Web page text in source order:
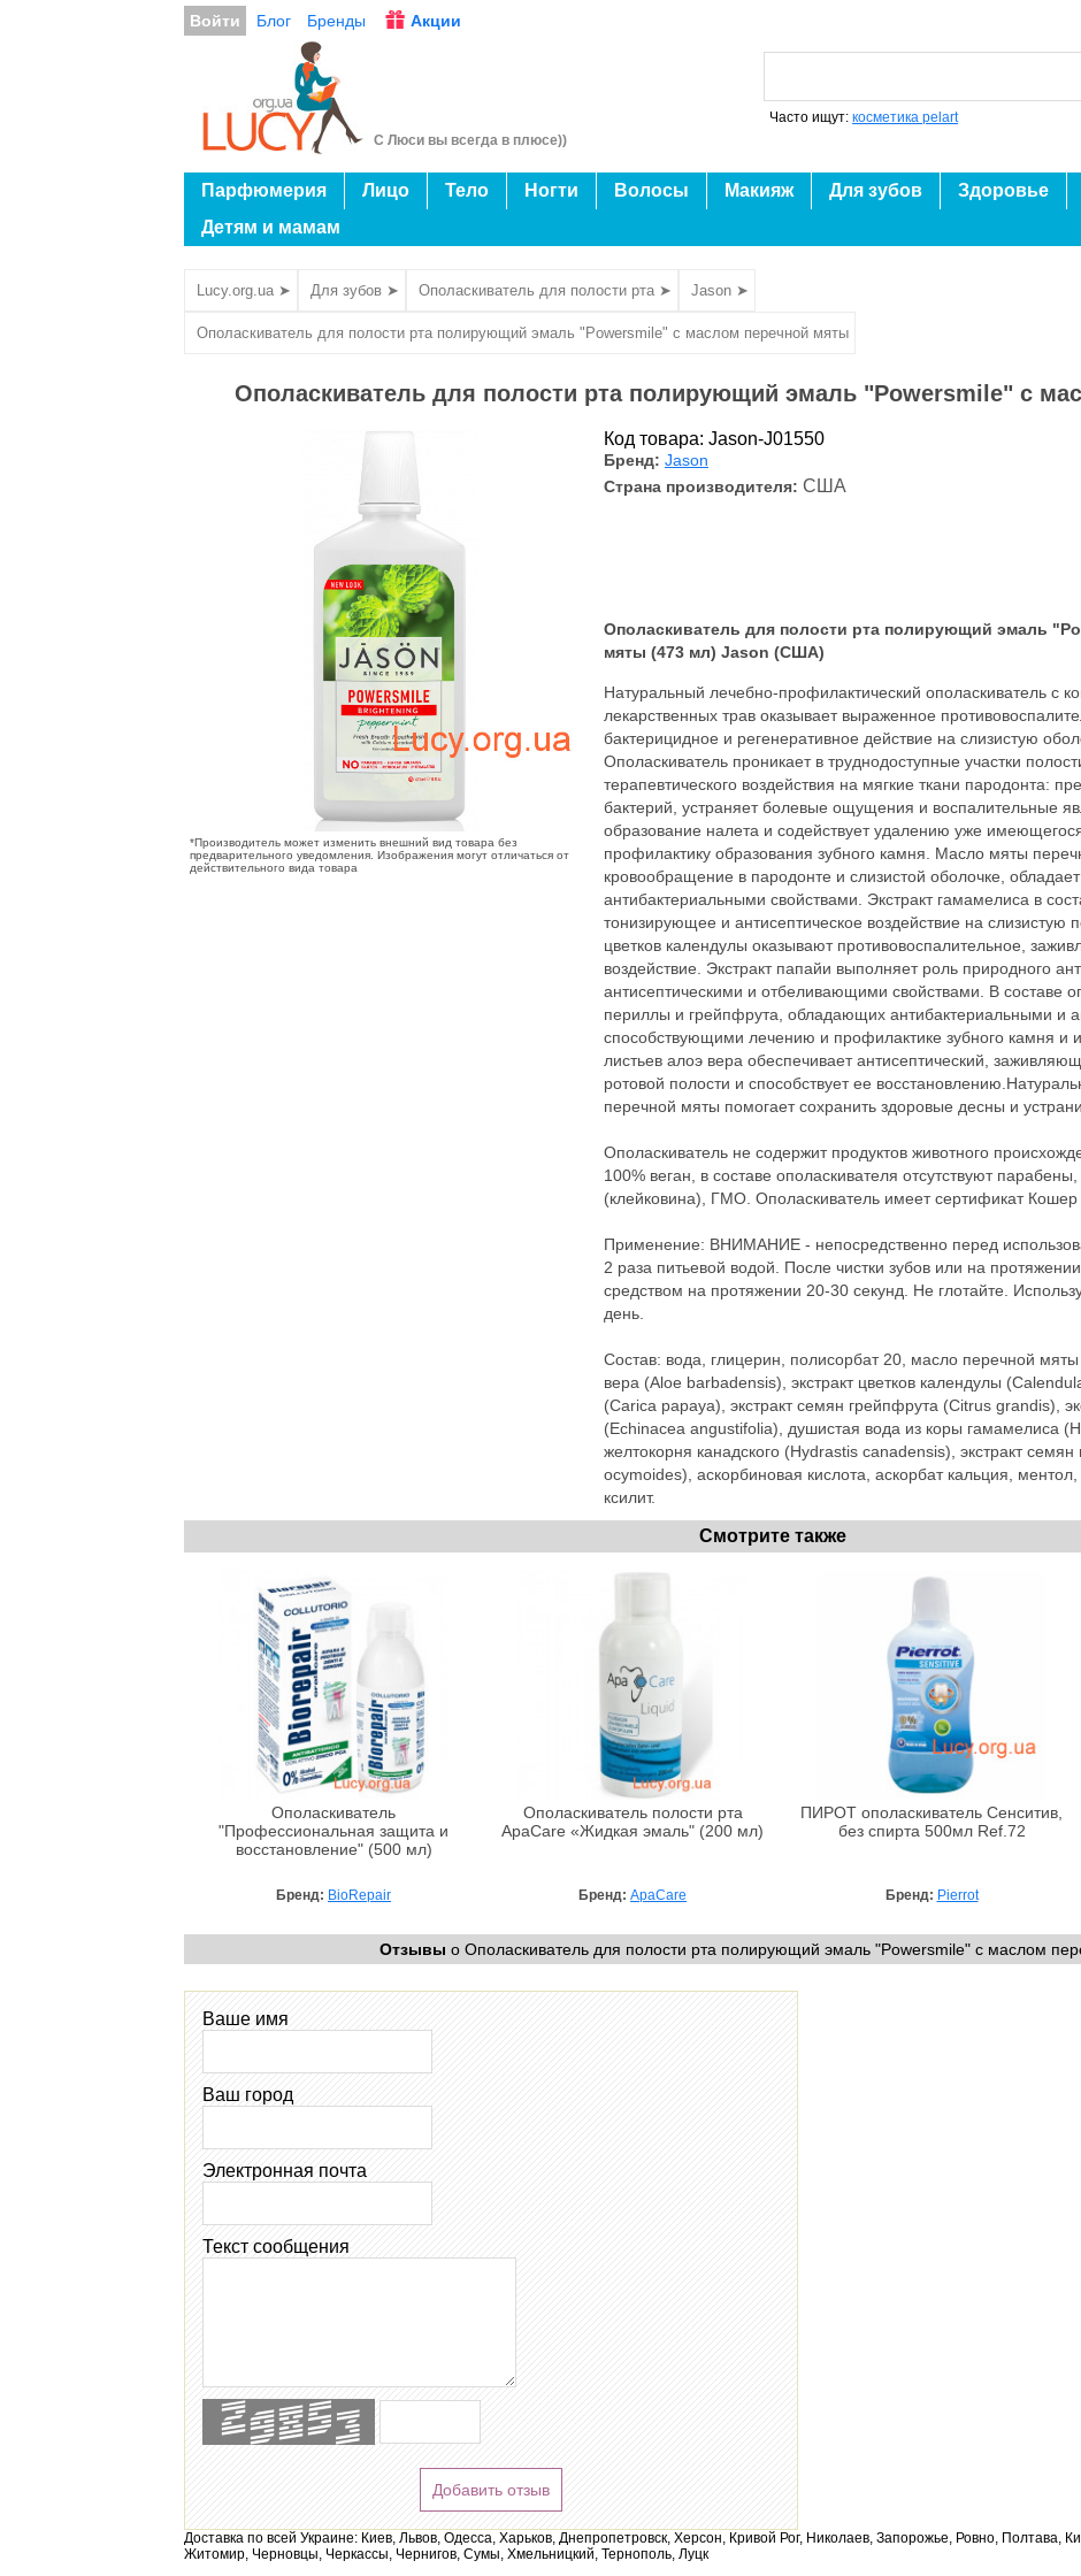
Войти Блог Бренды Акции
С Люси вы всегда в плюсе))
Часто ищут: косметика pelart
Парфюмерия Лицо Тело Ногти Волосы Макияж Для зубов Здоровье
Детям и мамам
Lucy.org.ua ➤ Для зубов ➤ Ополаскиватель для полости рта ➤ Jason ➤
Ополаскиватель для полости рта полирующий эмаль "Powersmile" с маслом перечной мяты
Ополаскиватель для полости рта полирующий эмаль "Powersmile" с
*Производитель может изменить внешний вид товара без
предварительного уведомления. Изображения могут отличаться от
действительного вида товара
Код товара: Jason-J01550
Бренд: Jason
Страна производителя: США
Ополаскиватель для полости рта полирующий эмаль
мяты (473 мл) Jason (США)
Натуральный лечебно-профилактический ополаскиватель с
лекарственных трав оказывает выраженное
бактерицидное и регенеративное действие на слизистую
Ополаскиватель проникает в труднодоступные участки
терапевтического воздействия на мягкие ткани пародонта:
бактерий, устраняет болевые ощущения и воспалительные
образование налета и содействует удалению уже
профилактику образования зубного камня. Масло мяты
кровообращение в пародонте и слизистой оболочке,
антибактериальными свойствами. Экстракт гамамелиса в
тонизирующее и антисептическое воздействие на слизистую
цветков календулы оказывают противовоспалительное,
воздействие. Экстракт папайи выполняет роль природного
антисептическими и отбеливающими свойствами. В составе
периллы и грейпфрута, обладающих антибактериальными и
способствующими лечению и профилактике зубного камня и
листьев алоэ вера обеспечивает антисептический,
ротовой полости и способствует ее
перечной мяты помогает сохранить здоровые десны и
Ополаскиватель не содержит продуктов животного
100% веган, в составе ополаскивателя отсутствуют
(клейковина), ГМО. Ополаскиватель имеет сертификат Кошер
Применение: ВНИМАНИЕ - непосредственно перед
2 раза питьевой водой. После чистки зубов или на
средством на протяжении 20-30 секунд. Не глотайте.
день.
Состав: вода, глицерин, полисорбат 20, масло перечной
вера (Aloe barbadensis), экстракт цветков календулы
(Carica рapaya), экстракт семян грейпфрута (Citrus grandis),
(Echinacea аngustifolia), душистая вода из коры гамамелиса
желтокорня канадского (Hydrastis сanadensis), экстракт
ocymoides), аскорбиновая кислота, аскорбат кальция,
ксилит.
Смотрите также
Ополаскиватель
"Профессиональная защита и
восстановление" (500 мл)
Бренд: BioRepair
Ополаскиватель полости рта
ApaCare «Жидкая эмаль" (200 мл)
Бренд: ApaCare
ПИРОТ ополаскиватель Сенситив,
без спирта 500мл Ref.72
Бренд: Pierrot
Отзывы о Ополаскиватель для полости рта полирующий эмаль "Powersmile" с маслом
Ваше имя
Ваш город
Электронная почта
Текст сообщения
Добавить отзыв
Доставка по всей Украине: Киев, Львов, Одесса, Харьков, Днепропетровск, Херсон, Кривой Рог, Николаев, Запорожье, Ровно, Полтава,
Житомир, Черновцы, Черкассы, Чернигов, Сумы, Хмельницкий, Тернополь, Луцк